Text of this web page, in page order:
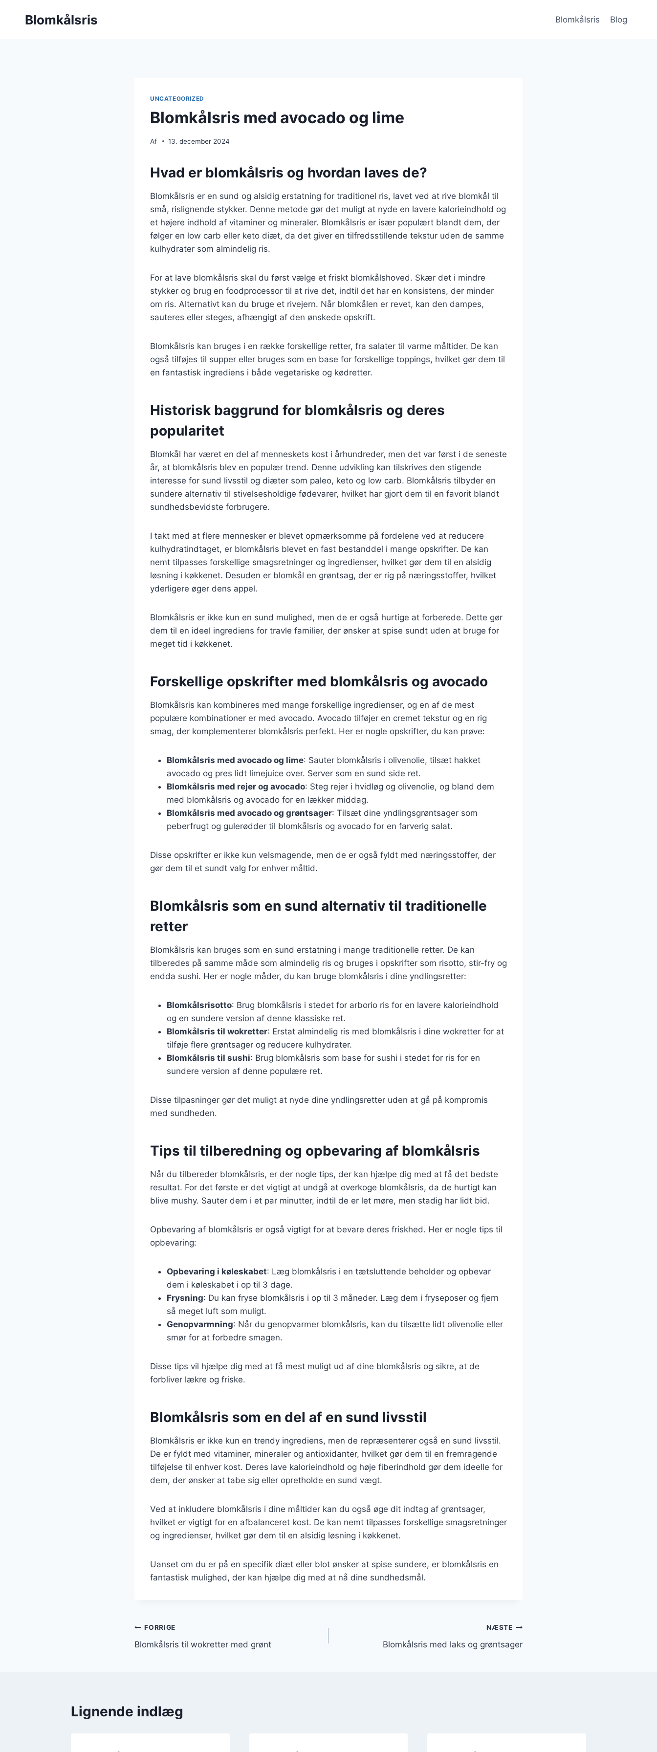
Blomkålsris Blomkålsris Blog
UNCATEGORIZED
Blomkålsris med avocado og lime
Af 13. december 2024
Hvad er blomkålsris og hvordan laves de?
Blomkålsris er en sund og alsidig erstatning for traditionel ris, lavet ved at rive blomkål til
små, rislignende stykker. Denne metode gør det muligt at nyde en lavere kalorieindhold og
et højere indhold af vitaminer og mineraler. Blomkålsris er især populært blandt dem, der
følger en low carb eller keto diæt, da det giver en tilfredsstillende tekstur uden de samme
kulhydrater som almindelig ris.
For at lave blomkålsris skal du først vælge et friskt blomkålshoved. Skær det i mindre
stykker og brug en foodprocessor til at rive det, indtil det har en konsistens, der minder
om ris. Alternativt kan du bruge et rivejern. Når blomkålen er revet, kan den dampes,
sauteres eller steges, afhængigt af den ønskede opskrift.
Blomkålsris kan bruges i en række forskellige retter, fra salater til varme måltider. De kan
også tilføjes til supper eller bruges som en base for forskellige toppings, hvilket gør dem til
en fantastisk ingrediens i både vegetariske og kødretter.
Historisk baggrund for blomkålsris og deres
popularitet
Blomkål har været en del af menneskets kost i århundreder, men det var først i de seneste
år, at blomkålsris blev en populær trend. Denne udvikling kan tilskrives den stigende
interesse for sund livsstil og diæter som paleo, keto og low carb. Blomkålsris tilbyder en
sundere alternativ til stivelsesholdige fødevarer, hvilket har gjort dem til en favorit blandt
sundhedsbevidste forbrugere.
I takt med at flere mennesker er blevet opmærksomme på fordelene ved at reducere
kulhydratindtaget, er blomkålsris blevet en fast bestanddel i mange opskrifter. De kan
nemt tilpasses forskellige smagsretninger og ingredienser, hvilket gør dem til en alsidig
løsning i køkkenet. Desuden er blomkål en grøntsag, der er rig på næringsstoffer, hvilket
yderligere øger dens appel.
Blomkålsris er ikke kun en sund mulighed, men de er også hurtige at forberede. Dette gør
dem til en ideel ingrediens for travle familier, der ønsker at spise sundt uden at bruge for
meget tid i køkkenet.
Forskellige opskrifter med blomkålsris og avocado
Blomkålsris kan kombineres med mange forskellige ingredienser, og en af de mest
populære kombinationer er med avocado. Avocado tilføjer en cremet tekstur og en rig
smag, der komplementerer blomkålsris perfekt. Her er nogle opskrifter, du kan prøve:
Blomkålsris med avocado og lime: Sauter blomkålsris i olivenolie, tilsæt hakket
avocado og pres lidt limejuice over. Server som en sund side ret.
Blomkålsris med rejer og avocado: Steg rejer i hvidløg og olivenolie, og bland dem
med blomkålsris og avocado for en lækker middag.
Blomkålsris med avocado og grøntsager: Tilsæt dine yndlingsgrøntsager som
peberfrugt og gulerødder til blomkålsris og avocado for en farverig salat.
Disse opskrifter er ikke kun velsmagende, men de er også fyldt med næringsstoffer, der
gør dem til et sundt valg for enhver måltid.
Blomkålsris som en sund alternativ til traditionelle
retter
Blomkålsris kan bruges som en sund erstatning i mange traditionelle retter. De kan
tilberedes på samme måde som almindelig ris og bruges i opskrifter som risotto, stir-fry og
endda sushi. Her er nogle måder, du kan bruge blomkålsris i dine yndlingsretter:
Blomkålsrisotto: Brug blomkålsris i stedet for arborio ris for en lavere kalorieindhold
og en sundere version af denne klassiske ret.
Blomkålsris til wokretter: Erstat almindelig ris med blomkålsris i dine wokretter for at
tilføje flere grøntsager og reducere kulhydrater.
Blomkålsris til sushi: Brug blomkålsris som base for sushi i stedet for ris for en
sundere version af denne populære ret.
Disse tilpasninger gør det muligt at nyde dine yndlingsretter uden at gå på kompromis
med sundheden.
Tips til tilberedning og opbevaring af blomkålsris
Når du tilbereder blomkålsris, er der nogle tips, der kan hjælpe dig med at få det bedste
resultat. For det første er det vigtigt at undgå at overkoge blomkålsris, da de hurtigt kan
blive mushy. Sauter dem i et par minutter, indtil de er let møre, men stadig har lidt bid.
Opbevaring af blomkålsris er også vigtigt for at bevare deres friskhed. Her er nogle tips til
opbevaring:
Opbevaring i køleskabet: Læg blomkålsris i en tætsluttende beholder og opbevar
dem i køleskabet i op til 3 dage.
Frysning: Du kan fryse blomkålsris i op til 3 måneder. Læg dem i fryseposer og fjern
så meget luft som muligt.
Genopvarmning: Når du genopvarmer blomkålsris, kan du tilsætte lidt olivenolie eller
smør for at forbedre smagen.
Disse tips vil hjælpe dig med at få mest muligt ud af dine blomkålsris og sikre, at de
forbliver lækre og friske.
Blomkålsris som en del af en sund livsstil
Blomkålsris er ikke kun en trendy ingrediens, men de repræsenterer også en sund livsstil.
De er fyldt med vitaminer, mineraler og antioxidanter, hvilket gør dem til en fremragende
tilføjelse til enhver kost. Deres lave kalorieindhold og høje fiberindhold gør dem ideelle for
dem, der ønsker at tabe sig eller opretholde en sund vægt.
Ved at inkludere blomkålsris i dine måltider kan du også øge dit indtag af grøntsager,
hvilket er vigtigt for en afbalanceret kost. De kan nemt tilpasses forskellige smagsretninger
og ingredienser, hvilket gør dem til en alsidig løsning i køkkenet.
Uanset om du er på en specifik diæt eller blot ønsker at spise sundere, er blomkålsris en
fantastisk mulighed, der kan hjælpe dig med at nå dine sundhedsmål.
Indlægsnavigation
FORRIGE
Blomkålsris til wokretter med grønt
NÆSTE
Blomkålsris med laks og grøntsager
Lignende indlæg